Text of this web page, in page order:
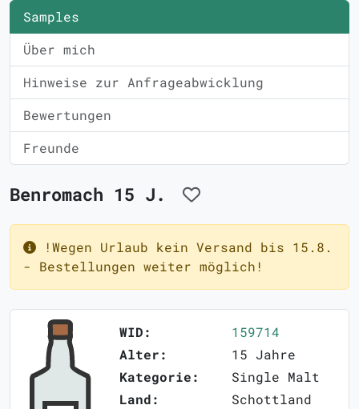
Samples
Über mich
Hinweise zur Anfrageabwicklung
Bewertungen
Freunde
Benromach 15 J.
!Wegen Urlaub kein Versand bis 15.8.
- Bestellungen weiter möglich!
WID:
159714
Alter:
15 Jahre
Kategorie:
Single Malt
Land:
Schottland